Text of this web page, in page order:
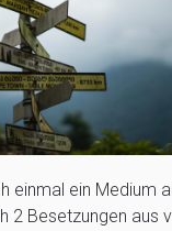
einmal ein Medium
2 Besetzungen aus